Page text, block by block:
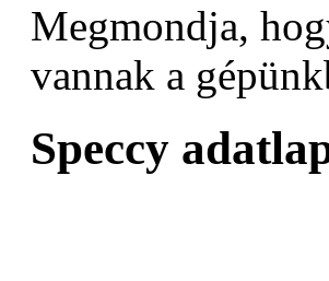
Megmondja,
vannak a
Speccy